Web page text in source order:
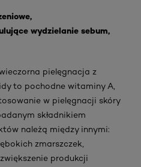
wydzielanie sebum,
pielęgnacja z
to pochodne witaminy A,
w pielęgnacji skóry
składnikiem
należą między innymi:
zmarszczek,
produkcji